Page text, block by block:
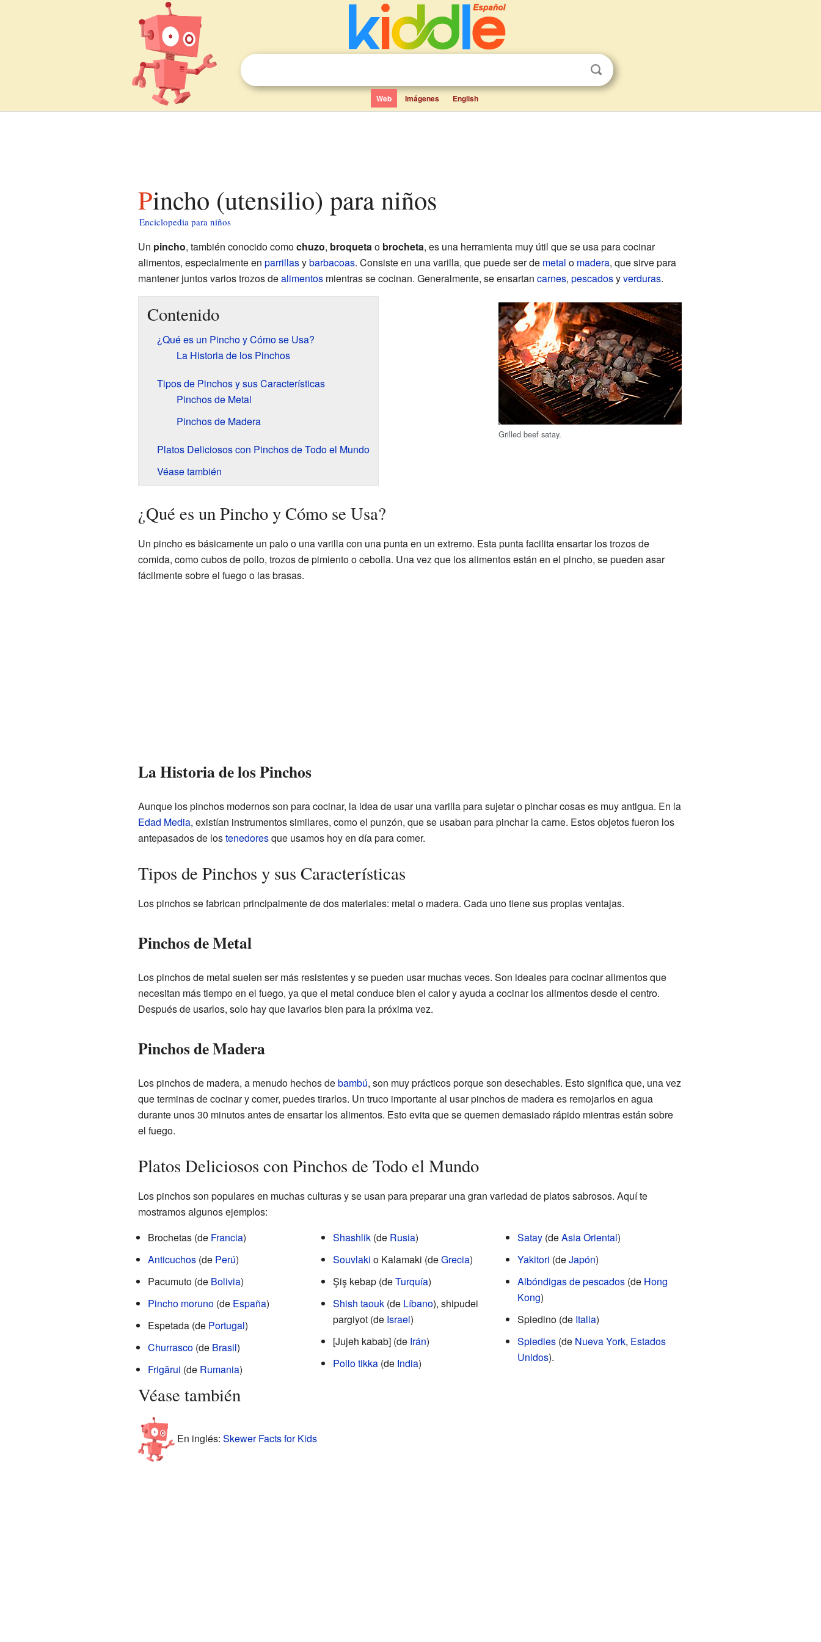
Web Imágenes English
Pincho (utensilio) para niños
Enciclopedia para niños
Un pincho, también conocido comochuzo, broquetao brocheta, es una herramienta muy útil que se usa para cocinar
alimentos, especialmente en parrillasybarbacoas. Consiste en una varilla, que puede ser de metal o madera, que sirve para
mantener juntos varios trozos dealimentosmientras se cocinan. Generalmente, se ensartan carnes, pescadosyverduras.
Grilled beef satay.
Contenido
¿Qué es un Pincho y Cómo se Usa?
La Historia de los Pinchos
Tipos de Pinchos y sus Características
Pinchos de Metal
Pinchos de Madera
Platos Deliciosos con Pinchos de Todo el Mundo
Véase también
¿Qué es un Pincho y Cómo se Usa?
Un pincho es básicamente un palo o una varilla con una punta en un extremo. Esta punta facilita ensartar los trozos de
comida, como cubos de pollo, trozos de pimiento o cebolla. Una vez que los alimentos están en el pincho, se pueden asar
fácilmente sobre el fuego o las brasas.
La Historia de los Pinchos
Aunque los pinchos modernos son para cocinar, la idea de usar una varilla para sujetar o pinchar cosas es muy antigua. En la
Edad Media, existían instrumentos similares, como el punzón, que se usaban para pinchar la carne. Estos objetos fueron los
antepasados de lostenedoresque usamos hoy en día para comer.
Tipos de Pinchos y sus Características
Los pinchos se fabrican principalmente de dos materiales: metal o madera. Cada uno tiene sus propias ventajas.
Pinchos de Metal
Los pinchos de metal suelen ser más resistentes y se pueden usar muchas veces. Son ideales para cocinar alimentos que
necesitan más tiempo en el fuego, ya que el metal conduce bien el calor y ayuda a cocinar los alimentos desde el centro.
Después de usarlos, solo hay que lavarlos bien para la próxima vez.
Pinchos de Madera
Los pinchos de madera, a menudo hechos debambú, son muy prácticos porque son desechables. Esto significa que, una vez
que terminas de cocinar y comer, puedes tirarlos. Un truco importante al usar pinchos de madera es remojarlos en agua
durante unos 30 minutos antes de ensartar los alimentos. Esto evita que se quemen demasiado rápido mientras están sobre
el fuego.
Platos Deliciosos con Pinchos de Todo el Mundo
Los pinchos son populares en muchas culturas y se usan para preparar una gran variedad de platos sabrosos. Aquí te
mostramos algunos ejemplos:
Brochetas (de Francia)
Anticuchos(de Perú)
Pacumuto (de Bolivia)
Pincho moruno(de España)
Espetada (de Portugal)
Churrasco(de Brasil)
Frigărui (de Rumania)
Shashlik(de Rusia)
Souvlaki o Kalamaki (deGrecia)
Şiş kebap (deTurquía)
Shish taouk(de Líbano), shipudei
pargiyot (de Israel)
[Jujeh kabab] (de Irán)
Pollo tikka(de India)
Satay (deAsia Oriental)
Yakitori (deJapón)
Albóndigas de pescados (de Hong
Kong)
Spiedino (de Italia)
Spiedies (de Nueva York, Estados
Unidos).
Véase también
En inglés: Skewer Facts for Kids